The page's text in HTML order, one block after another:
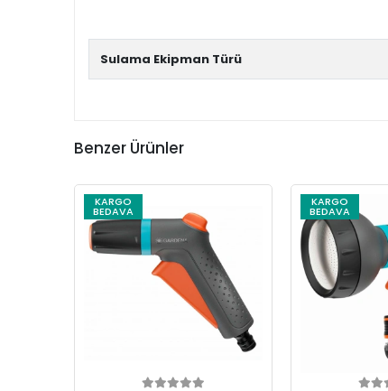
Sulama Ekipman Türü
Benzer Ürünler
KARGO
BEDAVA
KARGO
BEDAVA